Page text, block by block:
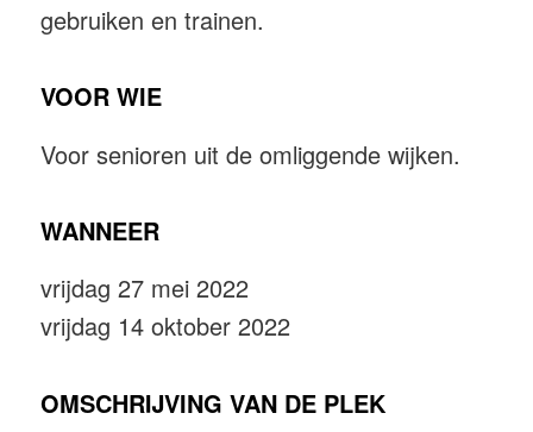
gebruiken en trainen.
VOOR WIE
Voor senioren uit de omliggende wijken.
WANNEER
vrijdag 27 mei 2022
vrijdag 14 oktober 2022
OMSCHRIJVING VAN DE PLEK